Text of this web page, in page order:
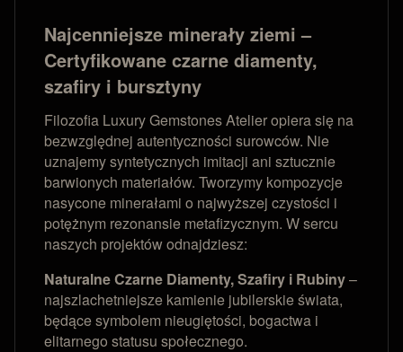
Najcenniejsze minerały ziemi –
Certyfikowane czarne diamenty,
szafiry i bursztyny
Filozofia Luxury Gemstones Atelier opiera się na
bezwzględnej autentyczności surowców. Nie
uznajemy syntetycznych imitacji ani sztucznie
barwionych materiałów. Tworzymy kompozycje
nasycone minerałami o najwyższej czystości i
potężnym rezonansie metafizycznym. W sercu
naszych projektów odnajdziesz:
Naturalne Czarne Diamenty, Szafiry i Rubiny–
najszlachetniejsze kamienie jubilerskie świata,
będące symbolem nieugiętości, bogactwa i
elitarnego statusu społecznego.